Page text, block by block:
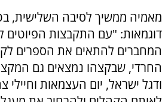
מאמיה ממשיך לסיבה השלישית,
דוגמאות: "עם התקבצות הפיוטים
המחברים להתאים את הספרים
החרדי, שבקצהו נמצאים גם
ודגל ישראל, יום העצמאות